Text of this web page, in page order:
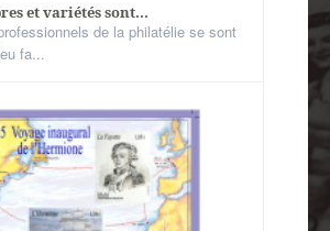
et variétés sont...
de la philatélie se sont
fa...